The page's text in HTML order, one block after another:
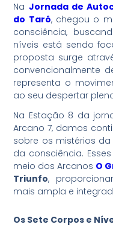
Na Jornada de
do Tarô, chegou o
consciência,
níveis está sendo
proposta surge
convencionalmente
representa o
ao seu despertar
Na Estação 8 da
Arcano 7, damos
sobre os mistérios
da consciência.
meio dos Arcanos O
Triunfo,
mais ampla e
Os Sete Corpos e